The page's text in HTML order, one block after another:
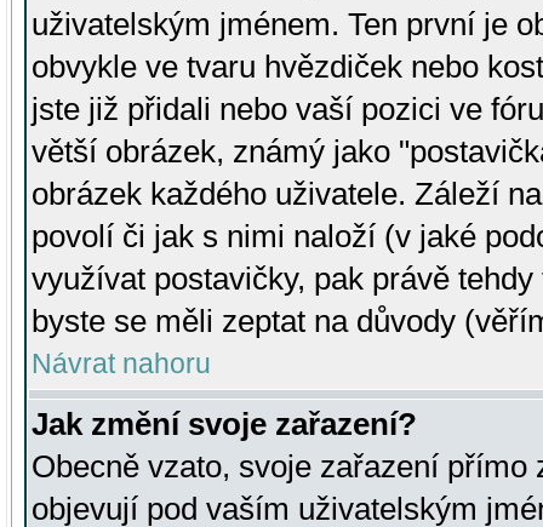
uživatelským jménem. Ten první je
obvykle ve tvaru hvězdiček nebo
jste již přidali nebo vaší pozici ve
větší obrázek, známý jako
obrázek každého uživatele. Záleží
povolí či jak s nimi naloží (v jaké
využívat postavičky, pak právě
byste se měli zeptat na důvody
Návrat nahoru
Jak změní svoje zařazení?
Obecně vzato, svoje zařazení přímo
objevují pod vaším uživatelským